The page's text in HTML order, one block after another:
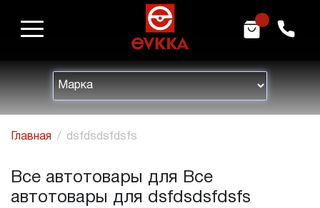
h m
Главная dsfdsdsfdsfs
Все автотовары для Все
автотовары для dsfdsdsfdsfs